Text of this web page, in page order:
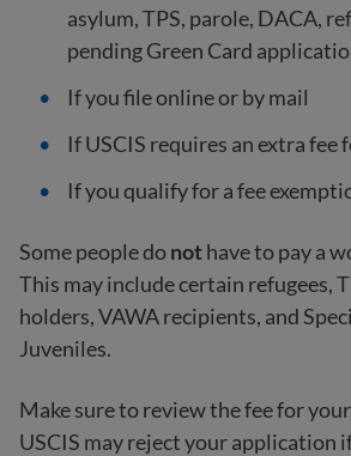
asylum, TPS, parole, DACA,
pending Green Card
If you file online or by mail
If USCIS requires an extra fee
If you qualify for a fee
Some people donothave to pay a
This may include certain refugees,
holders, VAWA recipients, and
Juveniles.
Make sure to review the fee for
USCIS may reject your application